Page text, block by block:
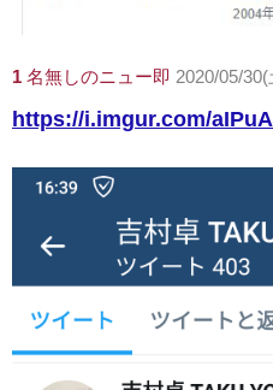
1 名無しのニュー即 2020/05/
https://i.imgur.com/